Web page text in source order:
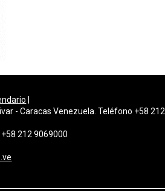
- Caracas Venezuela. Teléfono +58 212
212 9069000